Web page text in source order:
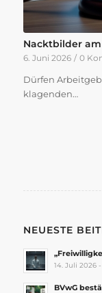
Nacktbilder
6. Juni 2026 / 0
Dürfen
klagenden…
NEUESTE
14. Juli 2026
BVwG